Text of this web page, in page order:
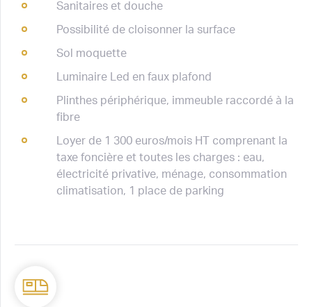
Sanitaires et douche
Possibilité de cloisonner la surface
Sol moquette
Luminaire Led en faux plafond
Plinthes périphérique, immeuble raccordé à la
fibre
Loyer de 1 300 euros/mois HT comprenant la
taxe foncière et toutes les charges : eau,
électricité privative, ménage, consommation
climatisation, 1 place de parking